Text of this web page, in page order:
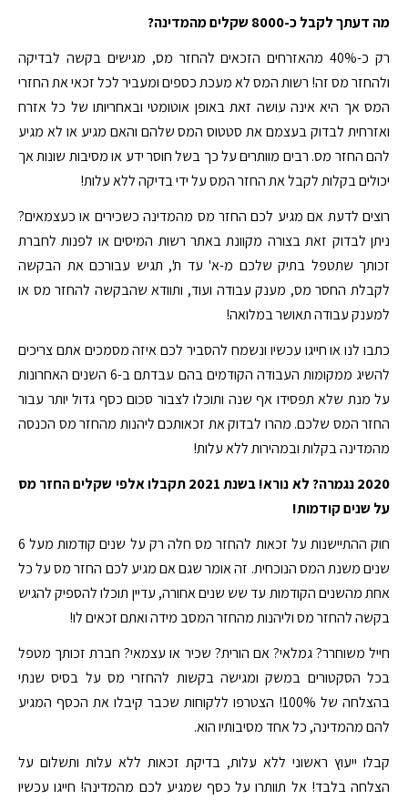
מה דעתך לקבל כ-8000 שקלים מהמדינה?
רק כ-40% מהאזרחים הזכאים להחזר מס, מגישים בקשה לבדיקה
ולהחזר מס זה! רשות המס לא מעכת כספים ומעביר לכל זכאי את החזרי
המס אך היא אינה עושה זאת באופן אוטומטי ובאחריותו של כל אזרח
ואזרחית לבדוק בעצמם את סטטוס המס שלהם והאם מגיע או לא מגיע
להם החזר מס. רבים מוותרים על כך בשל חוסר ידע או מסיבות שונות אך
יכולים בקלות לקבל את החזר המס על ידי בדיקה ללא עלות!
רוצים לדעת אם מגיע לכם החזר מס מהמדינה כשכירים או כעצמאים?
ניתן לבדוק זאת בצורה מקוונת באתר רשות המיסים או לפנות לחברת
זכותך שתטפל בתיק שלכם מ-א' עד ת', תגיש עבורכם את הבקשה
לקבלת החסר מס, מענק עבודה ועוד, ותוודא שהבקשה להחזר מס או
למענק עבודה תאושר במלואה!
כתבו לנו או חייגו עכשיו ונשמח להסביר לכם איזה מסמכים אתם צריכים
להשיג ממקומות העבודה הקודמים בהם עבדתם ב-6 השנים האחרונות
על מנת שלא תפסידו אף שנה ותוכלו לצבור סכום כסף גדול יותר עבור
החזר המס שלכם. מהרו לבדוק את זכאותכם ליהנות מהחזר מס הכנסה
מהמדינה בקלות ובמהירות ללא עלות!
2020 נגמרה? לא נורא! בשנת 2021 תקבלו אלפי שקלים החזר מס
על שנים קודמות!
חוק ההתיישנות על זכאות להחזר מס חלה רק על שנים קודמות מעל 6
שנים משנת המס הנוכחית. זה אומר שגם אם מגיע לכם החזר מס על כל
אחת מהשנים הקודמות עד שש שנים אחורה, עדיין תוכלו להספיק להגיש
בקשה להחזר מס וליהנות מהחזר המסב מידה ואתם זכאים לו!
חייל משוחרר? גמלאי? אם הורית? שכיר או עצמאי? חברת זכותך מטפל
בכל הסקטורים במשק ומגישה בקשות להחזרי מס על בסיס שנתי
בהצלחה של 100%! הצטרפו ללקוחות שכבר קיבלו את הכסף המגיע
להם מהמדינה, כל אחד מסיבותיו הוא.
קבלו ייעוץ ראשוני ללא עלות, בדיקת זכאות ללא עלות ותשלום על
הצלחה בלבד! אל תוותרו על כסף שמגיע לכם מהמדינה! חייגו עכשיו